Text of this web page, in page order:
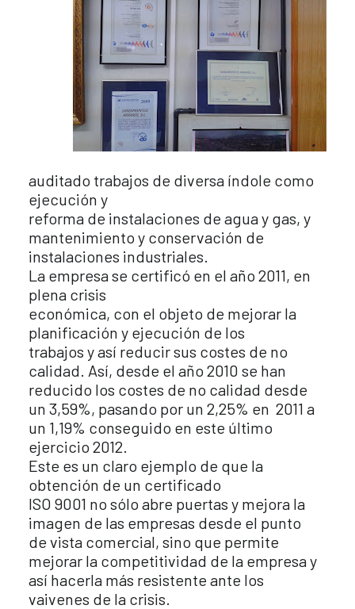
auditado trabajos de diversa índole como
ejecución y
reforma de instalaciones de agua y gas, y
mantenimiento y conservación de
instalaciones industriales.
La empresa se certificó en el año 2011, en
plena crisis
económica, con el objeto de mejorar la
planificación y ejecución de los
trabajos y así reducir sus costes de no
calidad. Así, desde el año 2010 se han
reducido los costes de no calidad desde
un 3,59%, pasando por un 2,25% en 2011 a
un 1,19% conseguido en este último
ejercicio 2012.
Este es un claro ejemplo de que la
obtención de un certificado
ISO 9001 no sólo abre puertas y mejora la
imagen de las empresas desde el punto
de vista comercial, sino que permite
mejorar la competitividad de la empresa y
así hacerla más resistente ante los
vaivenes de la crisis.